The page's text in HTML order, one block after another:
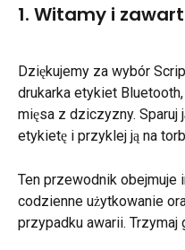
1. Witamy i
Dziękujemy za wybór
drukarka etykiet
mięsa z dziczyzny. Sparuj
etykietę i przyklej ją na
Ten przewodnik obejmuje
codzienne użytkowanie
przypadku awarii. Trzymaj